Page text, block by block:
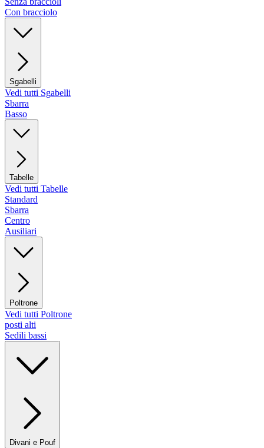
Con bracciolo
Sgabelli
Vedi tutti Sgabelli
Sbarra
Basso
Tabelle
Vedi tutti Tabelle
Standard
Sbarra
Centro
Ausiliari
Poltrone
Vedi tutti Poltrone
posti alti
Sedili bassi
Divani e Pouf